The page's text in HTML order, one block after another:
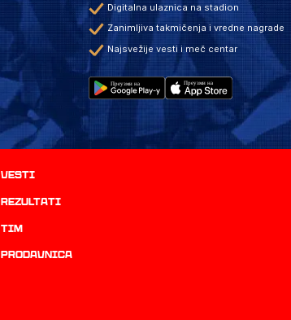
Digitalna ulaznica na stadion
Zanimljiva takmičenja i vredne nagrade
Najsvežije vesti i meč centar
Vesti
rezultati
TIM
prodavnica